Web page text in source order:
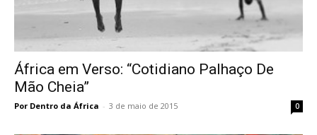
África em Verso: “Cotidiano Palhaço De
Mão Cheia”
Por Dentro da África - 3 de maio de 2015 0